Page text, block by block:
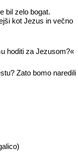
bil zelo bogat.
kot Jezus in večno
hoditi za Jezusom?«
Zato bomo naredili